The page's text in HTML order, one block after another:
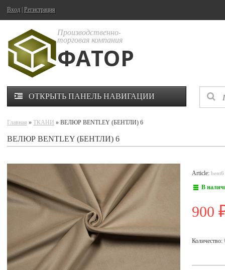
Вход Регистрация
Производственно-
торговая компания
ФАТОР
ОТКРЫТЬ ПАНЕЛЬ НАВИГАЦИИ
Главная » ТКАНИ » ВЕЛЮР BENTLEY (БЕНТЛИ) 6
ВЕЛЮР BENTLEY (БЕНТЛИ) 6
Article: bent6
В
900
Количество: